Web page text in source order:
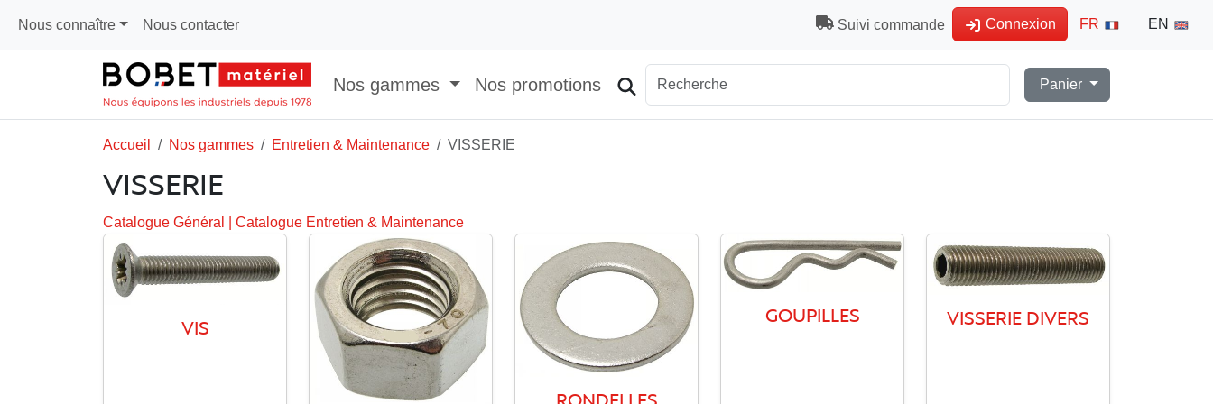
Nous connaître Nous contacter Suivi commande Connexion FR EN
Nos gammes Nos promotions Panier
Accueil Nos gammes Entretien & Maintenance VISSERIE
VISSERIE
Catalogue Général Catalogue Entretien & Maintenance
VIS GOUPILLES VISSERIE DIVERS